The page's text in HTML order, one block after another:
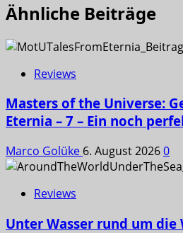
Ähnliche Beiträge
Reviews
Masters of the Universe:
Eternia – 7 – Ein noch
Marco Golüke 6. August 20260
Reviews
Unter Wasser rund um die